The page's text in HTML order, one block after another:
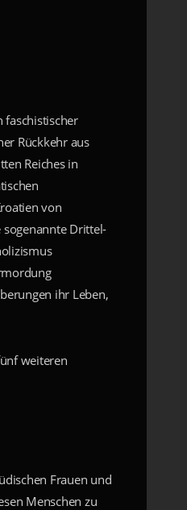
faschistischer
Rückkehr aus
Reiches in
von
Drittel-
ihr Leben,
weiteren
Frauen und
Menschen zu